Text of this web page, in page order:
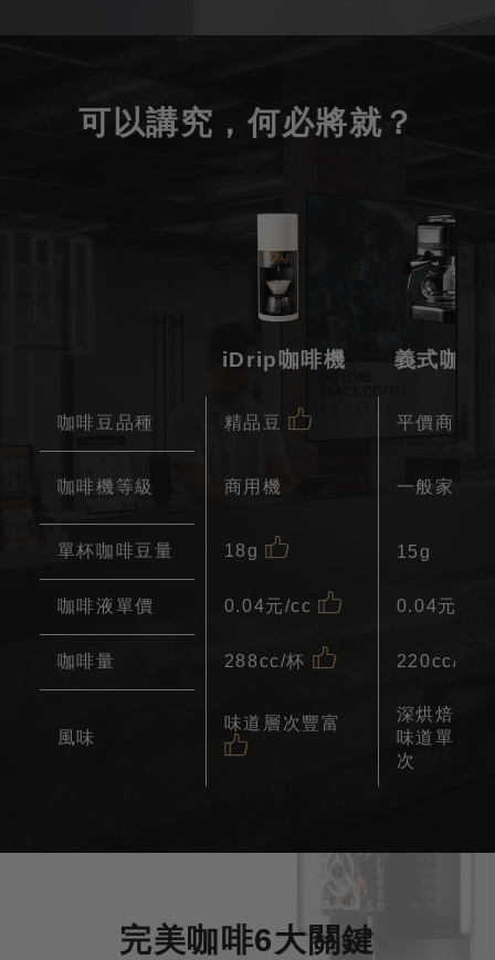
可以講究，何必將就？
iDrip咖啡機 義式咖啡
咖啡豆品種 精品豆 平價商業豆
咖啡機等級 商用機 一般家用機
單杯咖啡豆量 18g 15g
咖啡液單價 0.04元/cc 0.04元/cc
咖啡量 288cc/杯 220cc/杯
風味
味道層次豐富
深烘焙多
味道單調
次
完美咖啡6大關鍵